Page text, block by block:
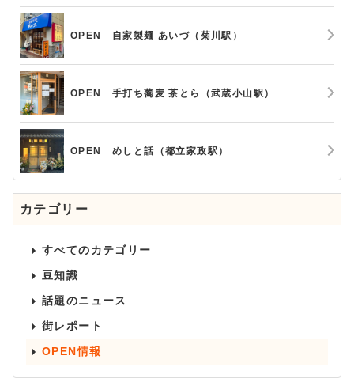
OPEN 自家製麺 あいづ（菊川駅）
OPEN 手打ち蕎麦 茶とら（武蔵小山駅）
OPEN めしと話（都立家政駅）
カテゴリー
すべてのカテゴリー
豆知識
話題のニュース
街レポート
OPEN情報